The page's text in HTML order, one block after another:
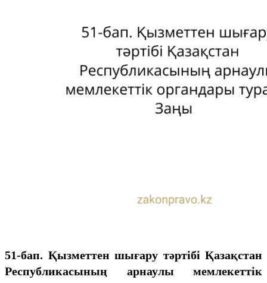
51-бап. Қызметтен шығару тәртібі Қазақстан
Республикасының арнаулы мемлекеттік